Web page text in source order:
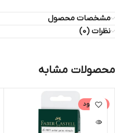
مشخصات محصول
نظرات (0)
محصولات مشابه
ناموجود